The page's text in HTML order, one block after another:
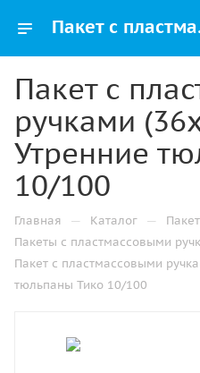
Пакет с
Пакет с
ручками
Утренние
10/100
Главная — Каталог —
Пакеты с пластмассовыми
Пакет с пластмассовыми
тюльпаны Тико 10/100